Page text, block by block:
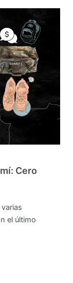
Cero
el último